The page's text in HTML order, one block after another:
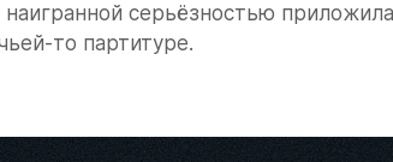
серьёзностью приложила
то партитуре.